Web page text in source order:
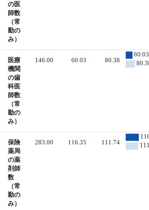
の医
師数
（常
勤の
み）
医療
機関
の歯
科医
師数
（常
勤の
み）
146.00 60.03 80.38
60.03
保険
薬局
の薬
剤師
数
（常
勤の
み）
283.00 116.35 111.74